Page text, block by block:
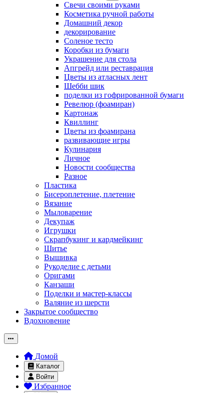
Свечи своими руками
Косметика ручной работы
Домашний декор
декорирование
Соленое тесто
Коробки из бумаги
Украшение для стола
Апгрейд или реставрация
Цветы из атласных лент
Шебби шик
поделки из гофрированной бумаги
Ревелюр (фоамиран)
Картонаж
Квиллинг
Цветы из фоамирана
развивающие игры
Кулинария
Личное
Новости сообщества
Разное
Пластика
Бисероплетение, плетение
Вязание
Мыловарение
Декупаж
Игрушки
Скрапбукинг и кардмейкинг
Шитье
Вышивка
Рукоделие с детьми
Оригами
Канзаши
Поделки и мастер-классы
Валяние из шерсти
Закрытое сообщество
Вдохновение
Домой
Каталог
Войти
Избранное